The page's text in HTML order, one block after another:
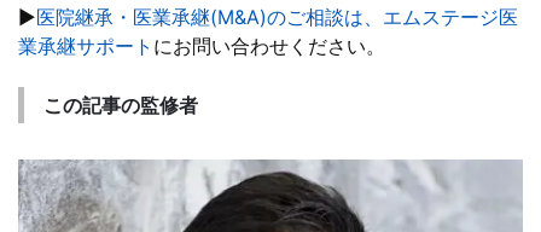
▶医院継承・医業承継(M&A)のご相談は、エムステージ医
業承継サポート にお問い合わせください。
この記事の監修者